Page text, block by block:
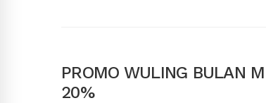
PROMO WULING BULAN
20%